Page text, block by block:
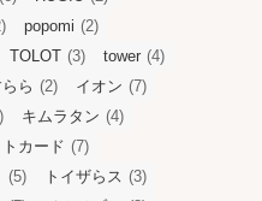
popomi (2)
TOLOT (3) tower (4)
ら (2) イオン (7)
キムラタン (4)
カード (7)
(5) トイザらス (3)